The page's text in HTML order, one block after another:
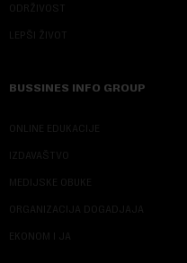
ODRŽIVOST
LEPŠI ŽIVOT
BUSSINES INFO GROUP
ONLINE EDUKACIJE
IZDAVAŠTVO
MEDIJSKE OBUKE
ORGANIZACIJA DOGADJAJA
EKONOM I JA